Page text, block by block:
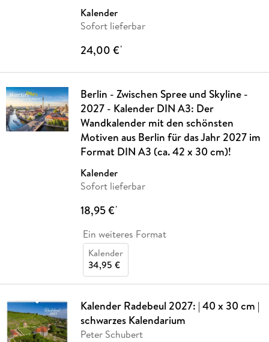
Kalender
Sofort lieferbar
24,00 €*
Berlin - Zwischen Spree und Skyline -
2027 - Kalender DIN A3: Der
Wandkalender mit den schönsten
Motiven aus Berlin für das Jahr 2027 im
Format DIN A3 (ca. 42 x 30 cm)!
Kalender
Sofort lieferbar
18,95 €*
Ein weiteres Format
Kalender
34,95 €
Kalender Radebeul 2027: | 40 x 30 cm |
schwarzes Kalendarium
Peter Schubert